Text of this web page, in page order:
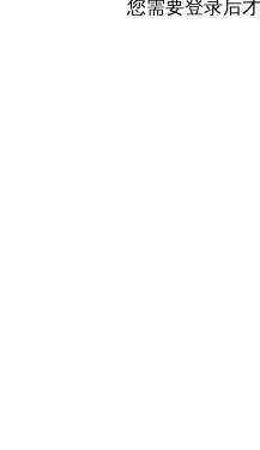
您需要登录后